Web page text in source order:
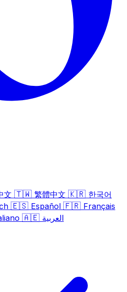
文 🇹🇼 繁體中文 🇰🇷 한국어
🇪🇸 Español 🇫🇷 Français
🇦🇪 العربية